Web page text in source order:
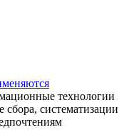
технологии
систематизации